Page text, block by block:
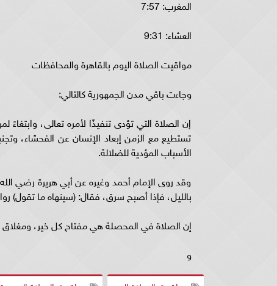
المغرب: 7:57
العشاء: 9:31
مواقيت الصلاة اليوم بالقاهرة والمحافظات
وجاءت باقي مدن الجمهورية كالتالي:
إن الصلاة التي تؤدى تنفيذًا لأمره تعالى، وابتغاءً
تستطيع مع الزمن إبعاد الإنسان عن الفحشاء،
الأسباب المؤدية للضلالة.
وقد روى الإمام أحمد وغيره عن أبي هريرة رضي
بالليل، فإذا أصبح سرق، فقال: (سينهاه ما تقول)
إن الصلاة في المحصلة هي مفتاح كل خير،
و